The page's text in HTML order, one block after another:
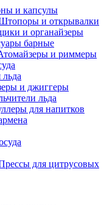
и капсулы
и открывалки
и органайзеры
барные
и риммеры
и джиггеры
льда
для напитков
для цитрусовых